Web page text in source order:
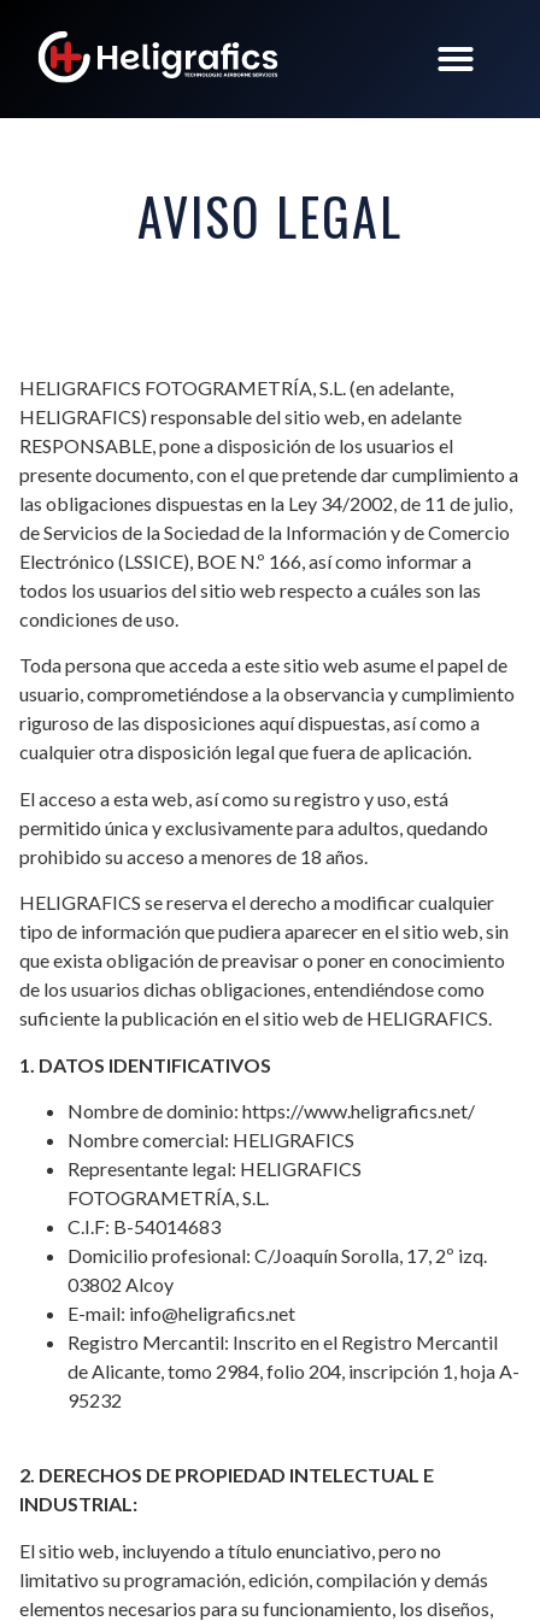
AVISO LEGAL
HELIGRAFICS FOTOGRAMETRÍA, S.L. (en adelante,
HELIGRAFICS) responsable del sitio web, en adelante
RESPONSABLE, pone a disposición de los usuarios el
presente documento, con el que pretende dar cumplimiento a
las obligaciones dispuestas en la Ley 34/2002, de 11 de julio,
de Servicios de la Sociedad de la Información y de Comercio
Electrónico (LSSICE), BOE N.º 166, así como informar a
todos los usuarios del sitio web respecto a cuáles son las
condiciones de uso.
Toda persona que acceda a este sitio web asume el papel de
usuario, comprometiéndose a la observancia y cumplimiento
riguroso de las disposiciones aquí dispuestas, así como a
cualquier otra disposición legal que fuera de aplicación.
El acceso a esta web, así como su registro y uso, está
permitido única y exclusivamente para adultos, quedando
prohibido su acceso a menores de 18 años.
HELIGRAFICS se reserva el derecho a modificar cualquier
tipo de información que pudiera aparecer en el sitio web, sin
que exista obligación de preavisar o poner en conocimiento
de los usuarios dichas obligaciones, entendiéndose como
suficiente la publicación en el sitio web de HELIGRAFICS.
1. DATOS IDENTIFICATIVOS
Nombre de dominio: https://www.heligrafics.net/
Nombre comercial: HELIGRAFICS
Representante legal: HELIGRAFICS
FOTOGRAMETRÍA, S.L.
C.I.F: B-54014683
Domicilio profesional: C/Joaquín Sorolla, 17, 2º izq.
03802 Alcoy
E-mail: info@heligrafics.net
Registro Mercantil: Inscrito en el Registro Mercantil
de Alicante, tomo 2984, folio 204, inscripción 1, hoja A-
95232
2. DERECHOS DE PROPIEDAD INTELECTUAL E
INDUSTRIAL:
El sitio web, incluyendo a título enunciativo, pero no
limitativo su programación, edición, compilación y demás
elementos necesarios para su funcionamiento, los diseños,